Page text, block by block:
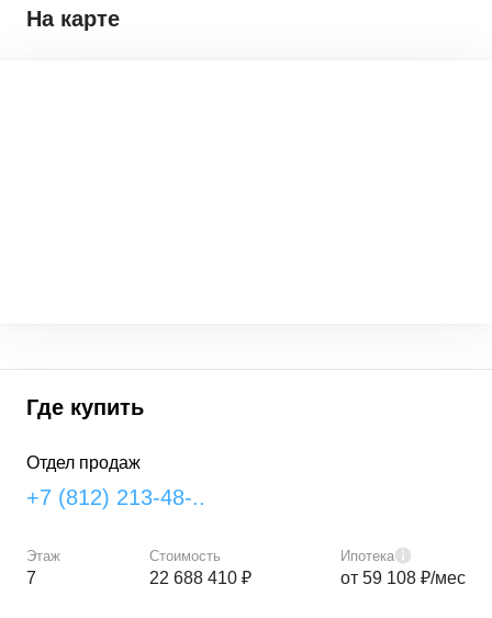
Где купить
Отдел продаж
+7 (812) 213-48-..
Этаж
7
Стоимость
22 688 410 ₽
Ипотека
от 59 108 ₽/мес
На карте